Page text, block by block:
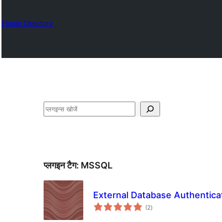
Plugin Directory
खोजें
प्लगइन टैग: MSSQL
External Database
(2कुल
दर)